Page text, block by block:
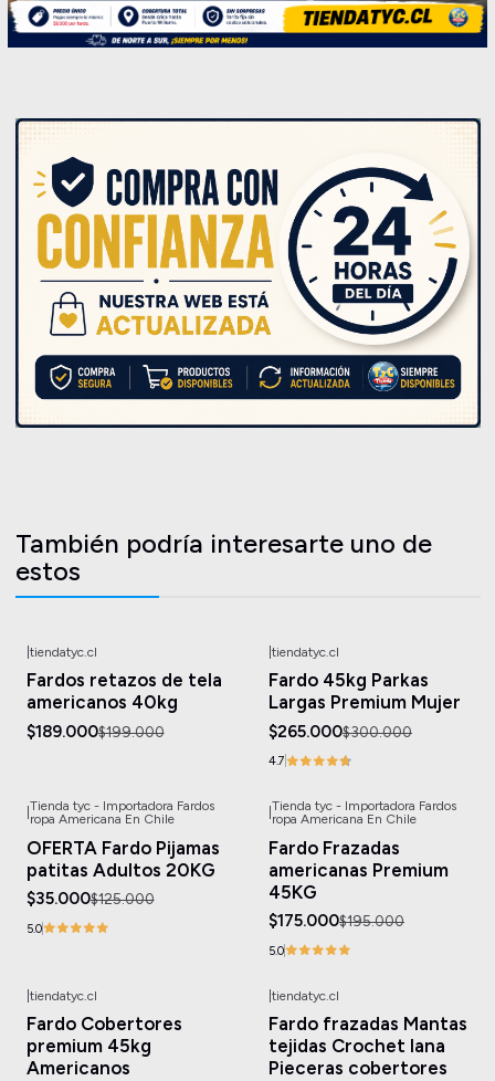
También podría interesarte uno de
estos
tiendatyc.cl
Fardos retazos de tela
americanos 40kg
$189.000$199.000
tiendatyc.cl
Fardo 45kg Parkas
Largas Premium Mujer
$265.000$300.000
4.7
-72%OFF
Agotado
Tienda tyc - Importadora Fardos
ropa Americana En Chile
OFERTA Fardo Pijamas
patitas Adultos 20KG
$35.000$125.000
5.0
-10%OFF
Tienda tyc - Importadora Fardos
ropa Americana En Chile
Fardo Frazadas
americanas Premium
45KG
$175.000$195.000
5.0
tiendatyc.cl
Fardo Cobertores
premium 45kg
Americanos
tiendatyc.cl
Fardo frazadas Mantas
tejidas Crochet lana
Pieceras cobertores